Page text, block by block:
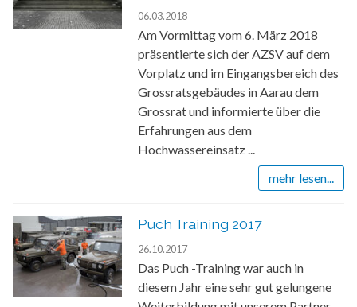
06.03.2018
Am Vormittag vom 6. März 2018
präsentierte sich der AZSV auf dem
Vorplatz und im Eingangsbereich des
Grossratsgebäudes in Aarau dem
Grossrat und informierte über die
Erfahrungen aus dem
Hochwassereinsatz ...
mehr lesen...
Puch Training 2017
26.10.2017
Das Puch -Training war auch in
diesem Jahr eine sehr gut gelungene